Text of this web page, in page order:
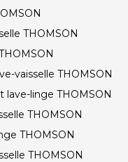
THOMSON
vaisselle THOMSON
linge THOMSON
THOMSON
THOMSON
THOMSON